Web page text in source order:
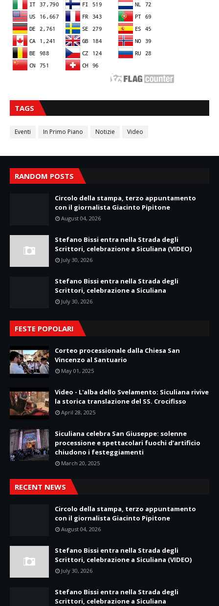
TAGS
Eventi In Primo Piano Notizie Video
RANDOM POSTS
Circolo della stampa, terzo appuntamento
con il giornalista Giacinto Pipitone
August 04, 2026
Stefano Bissi entra nella Strada degli
Scrittori, celebrazione a Siculiana (VIDEO)
July 30, 2026
Stefano Bissi entra nella Strada degli
Scrittori, celebrazione a Siculiana
July 30, 2026
FESTE POPOLARI
Corteo processionale dalla Chiesa San
Vincenzo al Santuario
May 01, 2025
Video - L'alba dello Svelamento: Siculiana rivive
la storica translazione del SS. Crocifisso
April 28, 2025
Siculiana celebra San Giuseppe: solenne
processione e spettacolari fuochi d’artificio
chiudono i festeggiamenti
March 20, 2025
RECENT NEWS
Circolo della stampa, terzo appuntamento
con il giornalista Giacinto Pipitone
August 04, 2026
Stefano Bissi entra nella Strada degli
Scrittori, celebrazione a Siculiana (VIDEO)
July 30, 2026
Stefano Bissi entra nella Strada degli
Scrittori, celebrazione a Siculiana